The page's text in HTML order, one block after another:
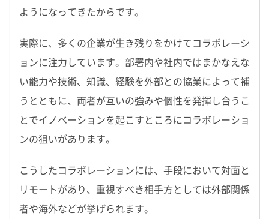
ようになってきたからです。
実際に、多くの企業が生き残りをかけてコラボレーシ
ョンに注力しています。部署内や社内ではまかなえな
い能力や技術、知識、経験を外部との協業によって補
うとともに、両者が互いの強みや個性を発揮し合うこ
とでイノベーションを起こすところにコラボレーショ
ンの狙いがあります。
こうしたコラボレーションには、手段において対面と
リモートがあり、重視すべき相手方としては外部関係
者や海外などが挙げられます。